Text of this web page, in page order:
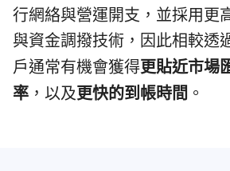
行網絡與營運開支，並採用更
與資金調撥技術，因此相較透
戶通常有機會獲得更貼近市場
率 ，以及更快的到帳時間 。